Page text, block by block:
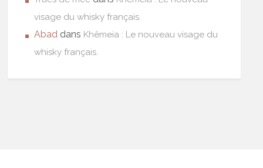
visage du whisky français.
Abad dans Khêmeia : Le nouveau visage du
whisky français.